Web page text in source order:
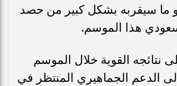
وهو ما سيقربه بشكل كبير من حصد
هذا الموسم.
نتائجه القوية خلال الموسم
الدعم الجماهيري المنتظر في